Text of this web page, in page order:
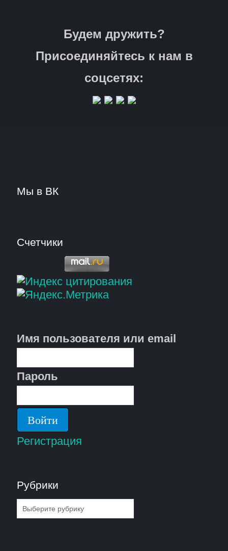
Будем дружить?
Присоединяйтесь к нам в
соцсетях:
Мы в ВК
Счетчики
Имя пользователя или email
Пароль
Регистрация
Рубрики
Рубрики